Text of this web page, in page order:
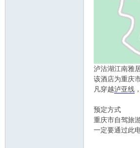
泸沽湖江南雅
该酒店为重庆
凡穿越泸亚线
预定方式
重庆市自驾旅
一定要通过此